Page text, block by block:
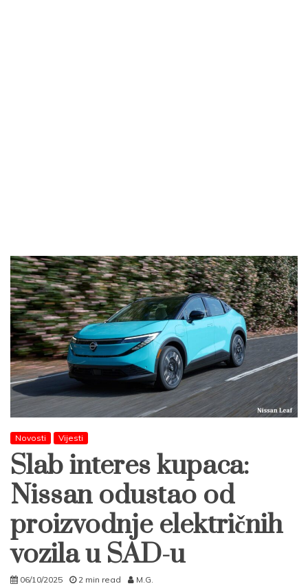
Novosti Vijesti
Slab interes kupaca:
Nissan odustao od
proizvodnje električnih
vozila u SAD-u
06/10/2025 2 min read M.G.